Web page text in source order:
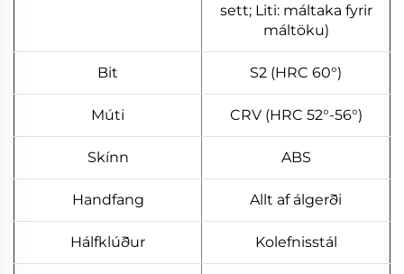
sett; Liti: máltaka fyrir
máltöku)
Bit S2 (HRC 60°)
Múti CRV (HRC 52°-56°)
Skínn ABS
Handfang Allt af álgerði
Hálfklúður Kolefnisstál